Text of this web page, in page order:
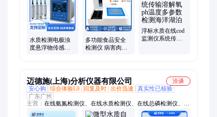
COD测定仪、氨氮总磷总氮测定仪、在线悬浮物检测仪、在线重
金属检测仪
水质检测电极浊
度悬浮物传感器
多功能食品安全
检测仪 病害肉食
浮标水质在线cod
监测仪系统传输
迈德施(上海)分析仪器有限公司
洽谈
安心购
综合体验L0 回复及时 出价迅速
真实性已核验
广东广州
主营： 在线氨氮检测仪、在线水质检测仪、在线总磷检测仪、
TOC总有机碳分析仪、在线总氮检测仪、在线COD检测仪、余氯